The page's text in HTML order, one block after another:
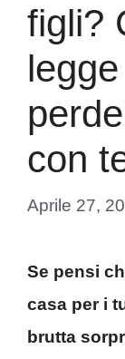
figli?
con
Aprile 27,
Se pensi
casa per i
brutta